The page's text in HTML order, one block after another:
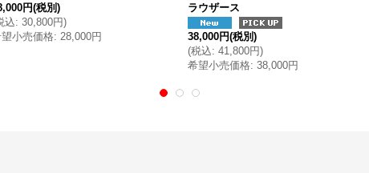
円(税別)
込: 30,800円)
小売価格: 28,000円
ラウザース
38,000円(税別)
(税込: 41,800円)
希望小売価格: 38,000円